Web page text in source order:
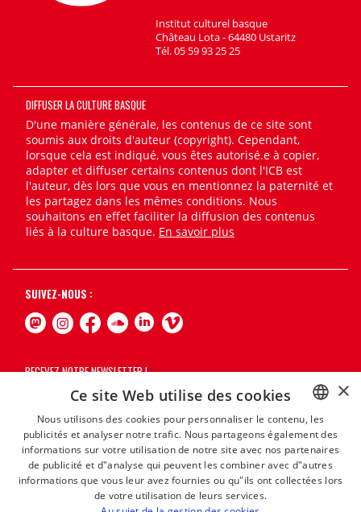
Institut culturel basque
Château Lota - 64480 Ustaritz
Tél. 05 59 93 25 25
DIFFUSER LA CULTURE BASQUE
D'une manière générale, les contenus de ce site sont
soumis aux droits d'auteur (copyright). Cependant,
lorsque cela est indiqué, vous êtes autorisé.e à copier,
adapter et diffuser certains contenus dont l'ICB est
l'auteur, dès lors que vous en mentionnez la paternité et
les partagez dans les mêmes conditions. Nous
souhaitons en effet faciliter la diffusion des contenus
liés à la culture basque. En savoir plus
SUIVEZ-NOUS :
RECEVEZ NOTRE NEWSLETTER !
BASQUE
FRENCH
×
Ce site Web utilise des cookies
Nous utilisons des cookies pour personnaliser le contenu, les
publicités et analyser notre trafic. Nous partageons également des
informations sur votre utilisation de notre site avec nos partenaires
de publicité et d"analyse qui peuvent les combiner avec d"autres
informations que vous leur avez fournies ou qu"ils ont collectées lors
de votre utilisation de leurs services.